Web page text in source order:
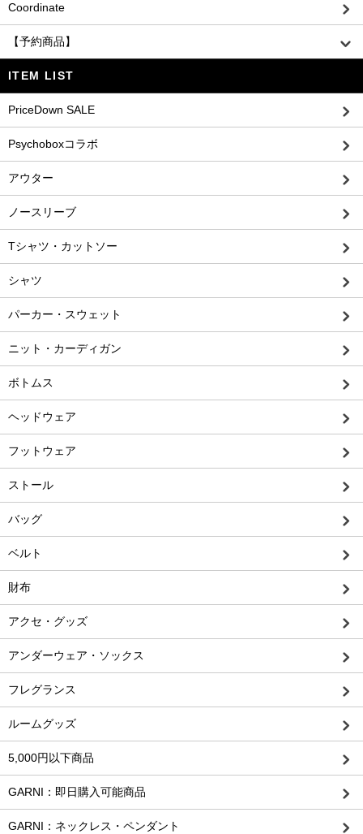
Coordinate
【予約商品】
ITEM LIST
PriceDown SALE
Psychoboxコラボ
アウター
ノースリーブ
Tシャツ・カットソー
シャツ
パーカー・スウェット
ニット・カーディガン
ボトムス
ヘッドウェア
フットウェア
ストール
バッグ
ベルト
財布
アクセ・グッズ
アンダーウェア・ソックス
フレグランス
ルームグッズ
5,000円以下商品
GARNI：即日購入可能商品
GARNI：ネックレス・ペンダント